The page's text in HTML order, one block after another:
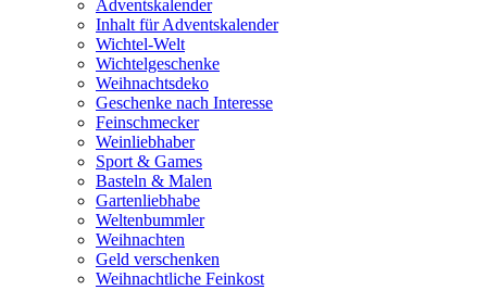
Adventskalender
Inhalt für Adventskalender
Wichtel-Welt
Wichtelgeschenke
Weihnachtsdeko
Geschenke nach Interesse
Feinschmecker
Weinliebhaber
Sport & Games
Basteln & Malen
Gartenliebhabe
Weltenbummler
Weihnachten
Geld verschenken
Weihnachtliche Feinkost